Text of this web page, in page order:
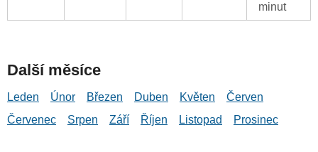
minut
Další měsíce
Leden Únor Březen Duben Květen
Červen
Červenec
Srpen Září Říjen Listopad Prosinec